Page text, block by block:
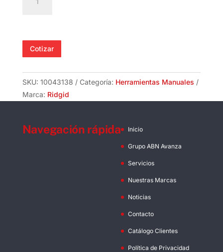
Cadena
para
Cañerias
(31330)
Ridgid
Cotizar
SKU: 10043138 Categoría: Herramientas Manuales
Marca: Ridgid
Navegación rápida Inicio
Grupo ABN Avanza
Servicios
Nuestras Marcas
Noticias
Contacto
Catálogo Clientes
Política de Privacidad